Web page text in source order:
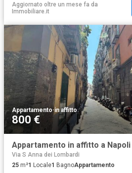
Aggiornato oltre un mese fa da
Immobiliare.it
Appartamento·in affitto
800 €
Appartamento in affitto a Napoli
Via S Anna dei Lombardi
25 m²1 Locale1 BagnoAppartamento